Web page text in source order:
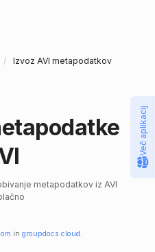
Izvoz AVI metapodatkov
metapodatkov iz AVI
in groupdocs.cloud .
Več aplikacij